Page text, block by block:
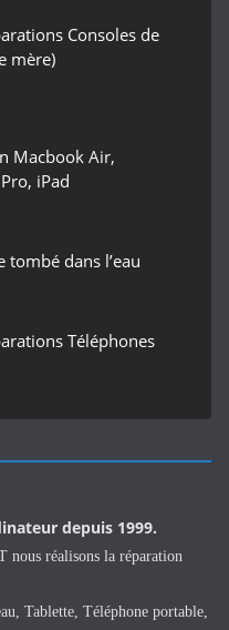
Consoles de
mère)
Macbook Air,
iPad
tombé dans l’eau
Téléphones
depuis 1999.
nous réalisons la réparation
Tablette, Téléphone portable,